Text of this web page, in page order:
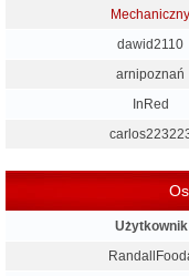
Mechaniczny
dawid2110
arnipoznań
InRed
Użytkownik